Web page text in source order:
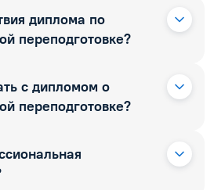
диплома по
переподготовке?
с дипломом о
переподготовке?